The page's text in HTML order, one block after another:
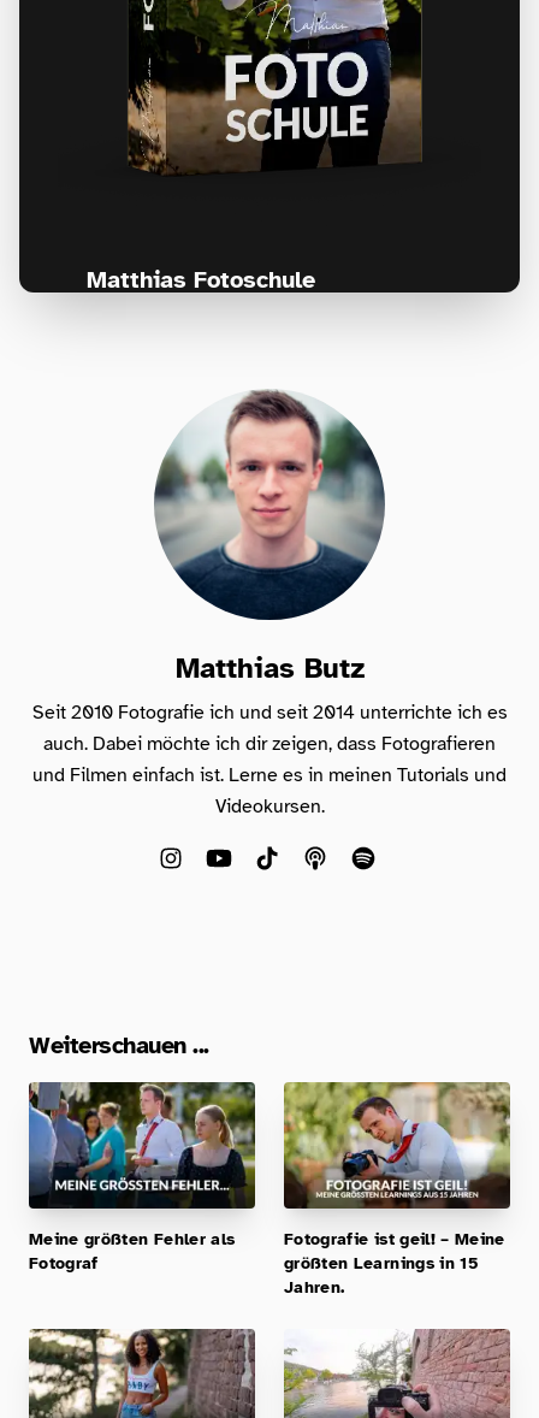
Matthias Fotoschule
Matthias Butz
Seit 2010 Fotografie ich und seit 2014 unterrichte ich es
auch. Dabei möchte ich dir zeigen, dass Fotografieren
und Filmen einfach ist. Lerne es in meinen Tutorials und
Videokursen.
Weiterschauen ...
Meine größten Fehler als
Fotograf
Fotografie ist geil! – Meine
größten Learnings in 15
Jahren.